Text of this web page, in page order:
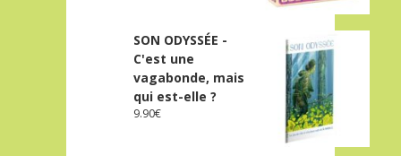
SON ODYSSÉE -
C'est une
vagabonde, mais
qui est-elle ?
9.90€